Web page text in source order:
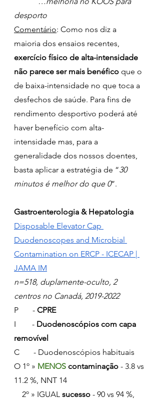
desporto
Comentário: Como nos diz a
maioria dos ensaios recentes,
exercício físico de alta-intensidade
não parece ser mais benéfico que o
de baixa-intensidade no que toca a
desfechos de saúde. Para fins de
rendimento desportivo poderá até
haver benefício com alta-
intensidade mas, para a
generalidade dos nossos doentes,
basta aplicar a estratégia de “30
minutos é melhor do que 0”.
Gastroenterologia & Hepatologia
Disposable Elevator Cap
Duodenoscopes and Microbial
Contamination on ERCP - ICECAP |
JAMA IM
n=518, duplamente-oculto, 2
centros no Canadá, 2019-2022
P       - CPRE
I        - Duodenoscópios com capa
removível
C       - Duodenoscópios habituais
O 1º » MENOS contaminação - 3.8 vs
11.2 %, NNT 14
2º » IGUAL sucesso - 90 vs 94 %,